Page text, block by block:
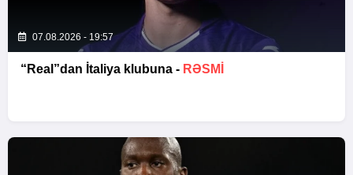
07.08.2026 - 19:57
“Real”dan İtaliya klubuna - RƏSMİ